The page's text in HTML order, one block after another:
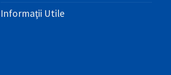
Informaţii Utile